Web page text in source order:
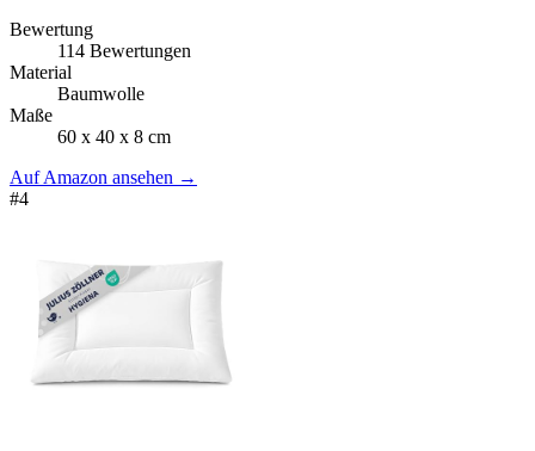
Bewertung
114 Bewertungen
Material
Baumwolle
Maße
60 x 40 x 8 cm
Auf Amazon ansehen →
#4